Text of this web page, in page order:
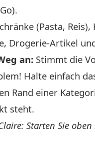
(Pasta,
Drogerie-Artikel
an: Stimmt die
Halte einfach
Rand einer
steht.
Starten Sie